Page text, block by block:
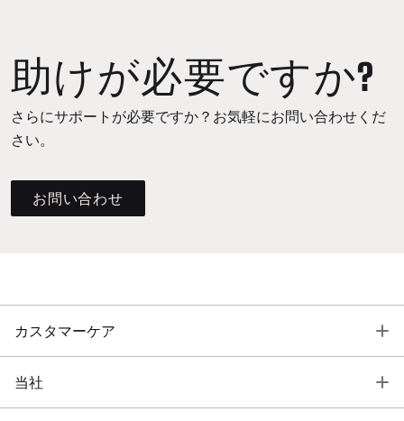
助けが必要ですか?
さらにサポートが必要ですか？お気軽にお問い合わせくだ
さい。
お問い合わせ
カスタマーケア
当社